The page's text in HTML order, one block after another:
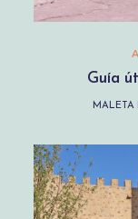
Guía
MALETA